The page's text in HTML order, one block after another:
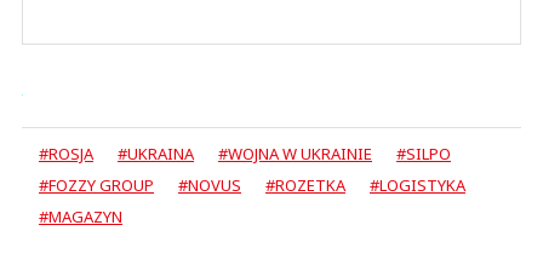
#ROSJA #UKRAINA #WOJNA W UKRAINIE
#SILPO
#FOZZY GROUP
#NOVUS #ROZETKA
#LOGISTYKA
#MAGAZYN